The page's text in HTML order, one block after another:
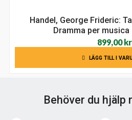
Handel, George Frideric:
Dramma per
899,00kr
LÄGG TILL I
Behöver du hjälp